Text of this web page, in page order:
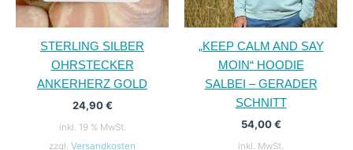
STERLING SILBER
OHRSTECKER
ANKERHERZ GOLD
24,90€
inkl. 19 % MwSt.
zzgl. Versandkosten
„KEEP CALM AND SAY
MOIN“ HOODIE
SALBEI – GERADER
SCHNITT
54,00€
inkl. MwSt.